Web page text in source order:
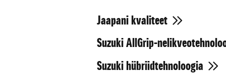
Jaapani kvaliteet
Suzuki AllGrip-
Suzuki hübriidtehnoloogia